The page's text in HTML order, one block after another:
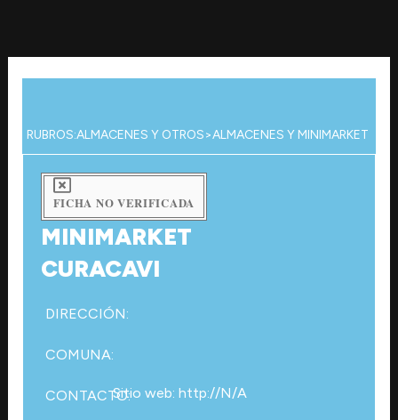
contenido
RUBROS:ALMACENES Y OTROS>ALMACENES Y MINIMARKET
FICHA NO VERIFICADA
MINIMARKET
CURACAVI
DIRECCIÓN:
COMUNA:
CONTACTO:Sitio web: http://N/A